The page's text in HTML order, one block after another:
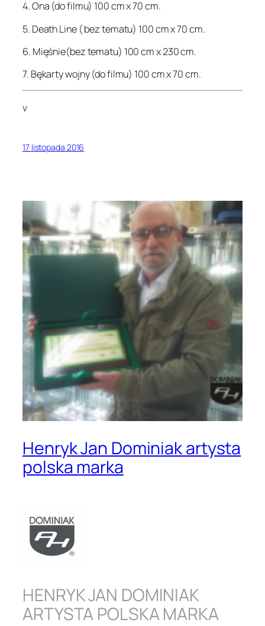
4. Ona (do filmu) 100 cm x 70 cm.
5. Death Line ( bez tematu) 100 cm x 70 cm.
6. Mięśnie(bez tematu) 100 cm x 230 cm.
7. Bękarty wojny (do filmu) 100 cm x 70 cm.
v
17 listopada 2016
Henryk Jan Dominiak artysta
polska marka
HENRYK JAN DOMINIAK
ARTYSTA POLSKA MARKA